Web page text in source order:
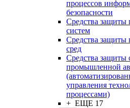
процессов
безопасности
Средства защиты
систем
Средства защиты
сред
Средства защиты
промышленной
управления
процессами)
+ ЕЩЕ 17